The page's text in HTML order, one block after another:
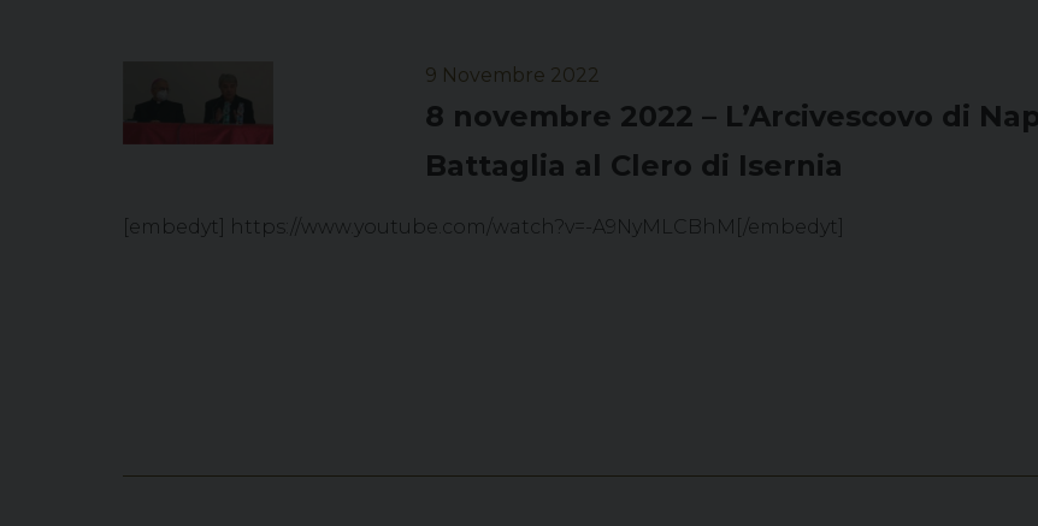
9 Novembre 2022
8 novembre 2022 – L’Arcivescovo di
Battaglia al Clero di Isernia
[embedyt] https://www.youtube.com/watch?v=-A9NyMLCBhM[/embedyt]